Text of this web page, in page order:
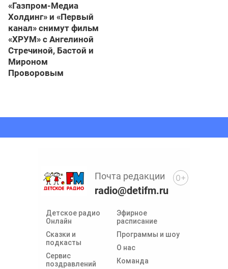
«Газпром-Медиа
Холдинг» и «Первый
канал» снимут фильм
«ХРУМ» с Ангелиной
Стречиной, Бастой и
Мироном
Проворовым
Детское радио
Онлайн
Сказки и
подкасты
Сервис
поздравлений
Эфирное
расписание
Программы и шоу
О нас
Команда
Почта редакции
radio@detifm.ru
0+